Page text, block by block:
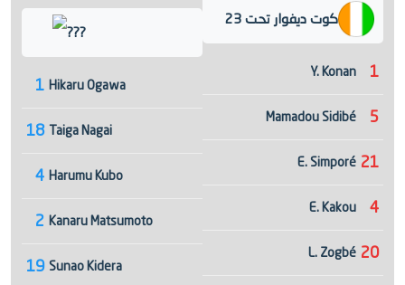
???
1 Hikaru Ogawa
18 Taiga Nagai
4 Harumu Kubo
2 Kanaru Matsumoto
19 Sunao Kidera
كوت ديفوار تحت 23
1
Y. Konan
5
Mamadou Sidibé
21
E. Simporé
4
E. Kakou
20
L. Zogbé